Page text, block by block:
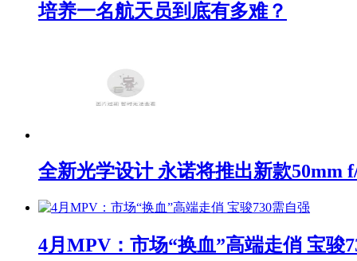
培养一名航天员到底有多难？
全新光学设计 永诺将推出新款50mm
4月MPV：市场“换血”高端走俏 宝骏